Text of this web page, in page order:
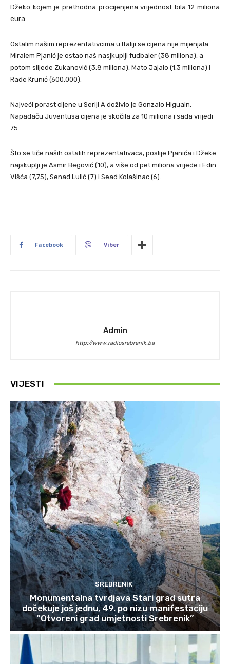
Džeko kojem je prethodna procijenjena vrijednost bila 12 miliona
eura.
Ostalim našim reprezentativcima u Italiji se cijena nije mijenjala.
Miralem Pjanić je ostao naš nasjkuplji fudbaler (38 miliona), a
potom slijede Zukanović (3,8 miliona), Mato Jajalo (1,3 miliona) i
Rade Krunić (600.000).
Najveći porast cijene u Seriji A doživio je Gonzalo Higuain.
Napadaču Juventusa cijena je skočila za 10 miliona i sada vrijedi
75.
Što se tiče naših ostalih reprezentativaca, poslije Pjanića i Džeke
najskuplji je Asmir Begović (10), a više od pet miliona vrijede i Edin
Višća (7,75), Senad Lulić (7) i Sead Kolašinac (6).
Facebook Viber
Admin
http://www.radiosrebrenik.ba
VIJESTI
SREBRENIK
Monumentalna tvrdjava Stari grad sutra
dočekuje još jednu, 49. po nizu manifestaciju
“Otvoreni grad umjetnosti Srebrenik”